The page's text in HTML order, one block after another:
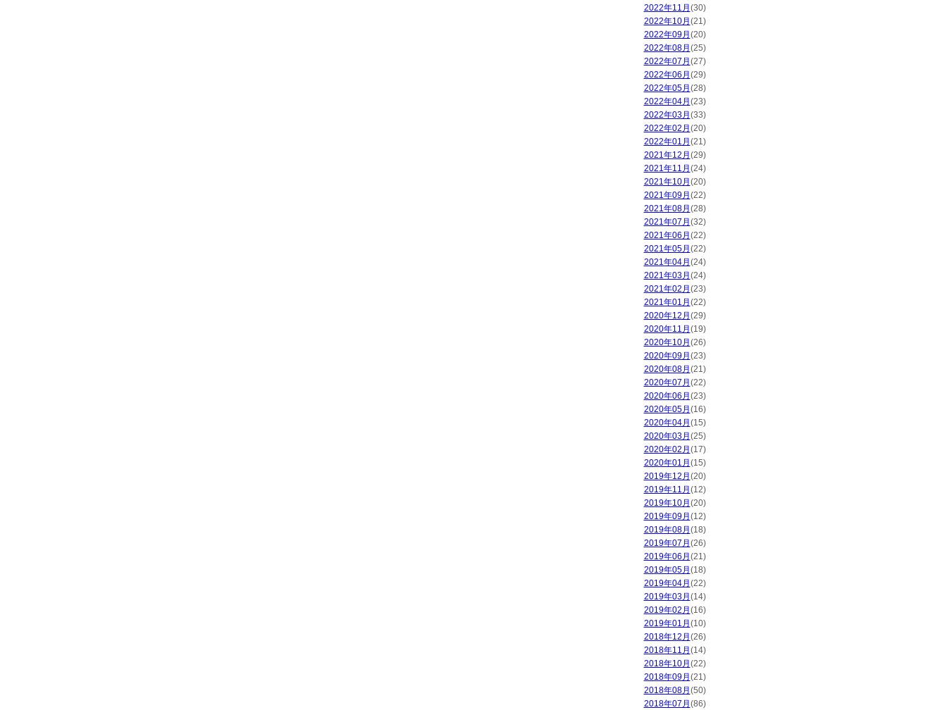
2022年11月 (30)
2022年10月 (21)
2022年09月 (20)
2022年08月 (25)
2022年07月 (27)
2022年06月 (29)
2022年05月 (28)
2022年04月 (23)
2022年03月 (33)
2022年02月 (20)
2022年01月 (21)
2021年12月 (29)
2021年11月 (24)
2021年10月 (20)
2021年09月 (22)
2021年08月 (28)
2021年07月 (32)
2021年06月 (22)
2021年05月 (22)
2021年04月 (24)
2021年03月 (24)
2021年02月 (23)
2021年01月 (22)
2020年12月 (29)
2020年11月 (19)
2020年10月 (26)
2020年09月 (23)
2020年08月 (21)
2020年07月 (22)
2020年06月 (23)
2020年05月 (16)
2020年04月 (15)
2020年03月 (25)
2020年02月 (17)
2020年01月 (15)
2019年12月 (20)
2019年11月 (12)
2019年10月 (20)
2019年09月 (12)
2019年08月 (18)
2019年07月 (26)
2019年06月 (21)
2019年05月 (18)
2019年04月 (22)
2019年03月 (14)
2019年02月 (16)
2019年01月 (10)
2018年12月 (26)
2018年11月 (14)
2018年10月 (22)
2018年09月 (21)
2018年08月 (50)
2018年07月 (86)